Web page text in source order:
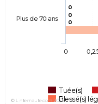
0
0
0
Tuée(s)
Blessé(s)
Plus de 70 ans
0
© Linternaute.com 2026